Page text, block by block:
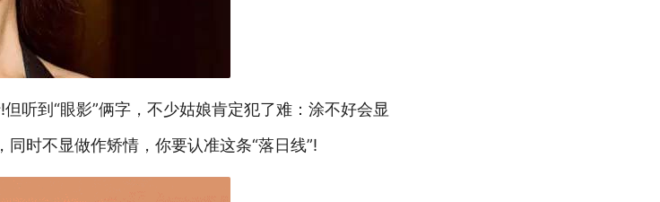
听到“眼影”俩字，不少姑娘肯定犯了难：涂不好会显
时不显做作矫情，你要认准这条“落日线”!